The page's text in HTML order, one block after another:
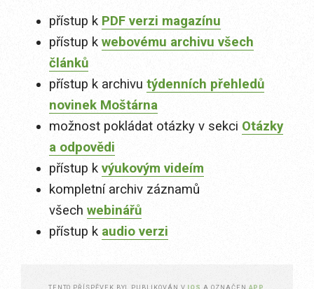
přístup k PDF verzi magazínu
přístup k webovému archivu všech
článků
přístup k archivu týdenních přehledů
novinek Moštárna
možnost pokládat otázky v sekci Otázky
a odpovědi
přístup k výukovým videím
kompletní archiv záznamů
všech webinářů
přístup k audio verzi
TENTO PŘÍSPĚVEK BYL PUBLIKOVÁN V IOS A OZNAČEN APP